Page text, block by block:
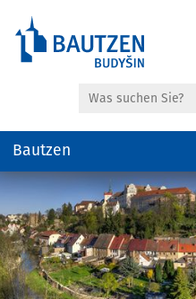
der
anspringen
Suche
Bautzen